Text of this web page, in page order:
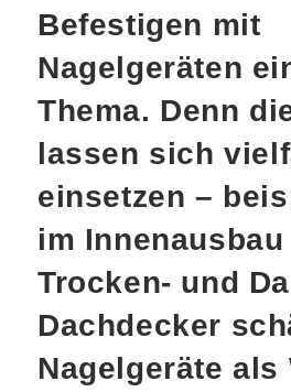
Befestigen mit
Nagelgeräten
Thema. Denn
lassen sich
einsetzen –
im
Trocken- und
Dachdecker
Nagelgeräte als